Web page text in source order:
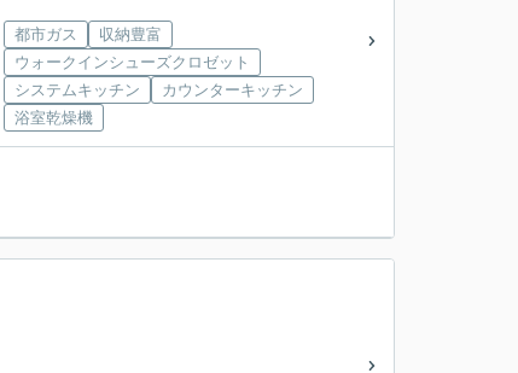
都市ガス
収納豊富
ウォークインシューズクロゼット
システムキッチン
カウンターキッチン
浴室乾燥機